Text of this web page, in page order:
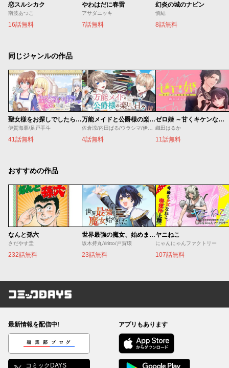
恋スルシカク
南波あつこ
16話無料
やわはだに春雷
アサダニッキ
7話無料
幻炎の城のナビン
慎結
8話無料
同じジャンルの作品
聖女様をお探しでしたら妹で間違いありません。さあどうぞお連れください、今すぐ。
伊賀海栗/足戸手斗
41話無料
万能メイドと公爵様の楽しい日々
佐倉涼/内田ぱる/ウラシマ/伊藤テリヤキ
4話無料
ゼロ婚 ～甘くキケンな極秘任務～
織田はるか
11話無料
おすすめの作品
なんと孫六
さだやす圭
232話無料
世界最強の魔女、始めました ～私だけ『攻略サイト』を見れる世界で自由に生きます～
坂木持丸/riritto/戸賀環
23話無料
ヤニねこ
にゃんにゃんファクトリー
107話無料
コミックDAYS
最新情報を配信中!
編集部ブログ
コミックDAYS
アプリもあります